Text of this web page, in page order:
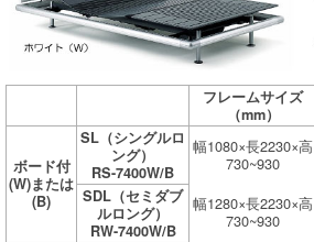
フレームサイズ
（mm）
ボード付
(W)または
(B)
SL（シングルロ
ング）
RS-7400W/B
幅1080×長2230×高
730~930
SDL（セミダブ
ルロング）
RW-7400W/B
幅1280×長2230×高
730~930